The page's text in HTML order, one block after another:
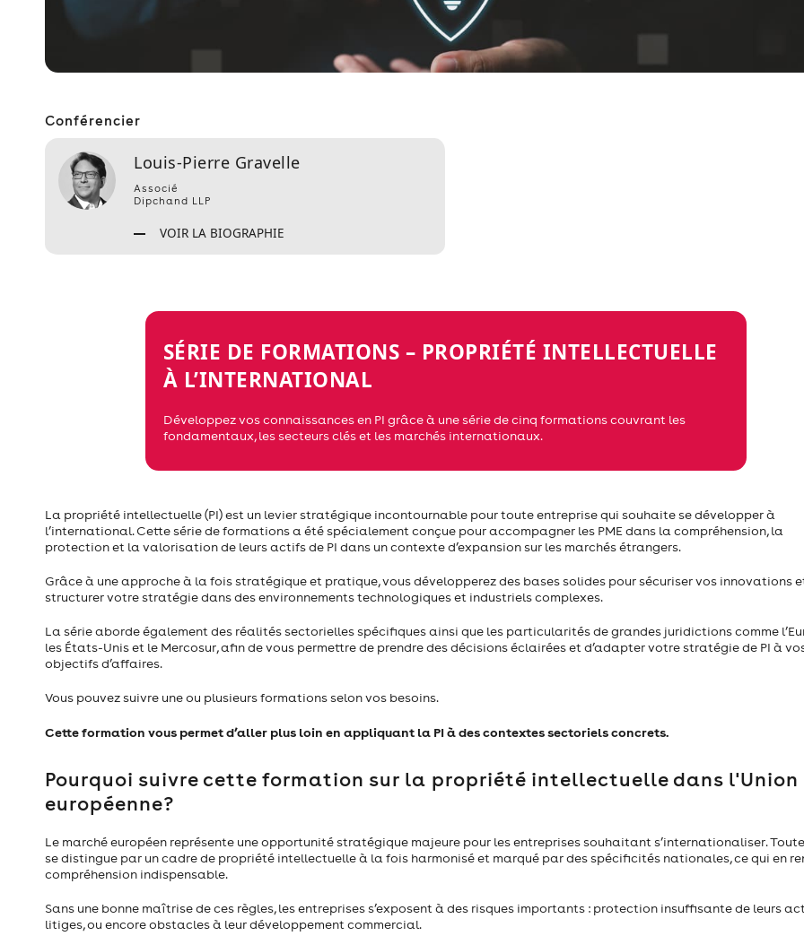
Conférencier
Louis-Pierre Gravelle
Associé
Dipchand LLP
VOIR LA BIOGRAPHIE
SÉRIE DE FORMATIONS – PROPRIÉTÉ INTELLECTUELLE
À L’INTERNATIONAL
Développez vos connaissances en PI grâce à une série de cinq formations couvrant les
fondamentaux, les secteurs clés et les marchés internationaux.
La propriété intellectuelle (PI) est un levier stratégique incontournable pour toute entreprise qui souhaite se développer à
l’international. Cette série de formations a été spécialement conçue pour accompagner les PME dans la compréhension, la
protection et la valorisation de leurs actifs de PI dans un contexte d’expansion sur les marchés étrangers.
Grâce à une approche à la fois stratégique et pratique, vous développerez des bases solides pour sécuriser vos innovations
structurer votre stratégie dans des environnements technologiques et industriels complexes.
La série aborde également des réalités sectorielles spécifiques ainsi que les particularités de grandes juridictions comme
les États-Unis et le Mercosur, afin de vous permettre de prendre des décisions éclairées et d’adapter votre stratégie de PI à
objectifs d’affaires.
Vous pouvez suivre une ou plusieurs formations selon vos besoins.
Cette formation vous permet d’aller plus loin en appliquant la PI à des contextes sectoriels concrets.
Pourquoi suivre cette formation sur la propriété intellectuelle dans l'Union
européenne?
Le marché européen représente une opportunité stratégique majeure pour les entreprises souhaitant s’internationaliser.
se distingue par un cadre de propriété intellectuelle à la fois harmonisé et marqué par des spécificités nationales, ce qui en
compréhension indispensable.
Sans une bonne maîtrise de ces règles, les entreprises s’exposent à des risques importants : protection insuffisante de leurs
litiges, ou encore obstacles à leur développement commercial.